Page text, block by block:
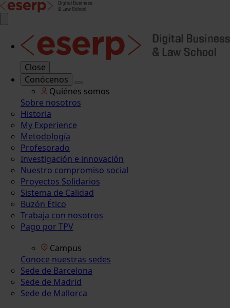
Close
Conócenos
Quiénes somos
Sobre nosotros
Historia
My Experience
Metodología
Profesorado
Investigación e innovación
Nuestro compromiso social
Proyectos Solidarios
Sistema de Calidad
Buzón Ético
Trabaja con nosotros
Pago por TPV
Campus
Conoce nuestras sedes
Sede de Barcelona
Sede de Madrid
Sede de Mallorca